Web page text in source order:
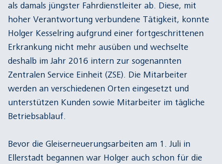
als damals jüngster Fahrdienstleiter ab. Diese, mit
hoher Verantwortung verbundene Tätigkeit, konnte
Holger Kesselring aufgrund einer fortgeschrittenen
Erkrankung nicht mehr ausüben und wechselte
deshalb im Jahr 2016 intern zur sogenannten
Zentralen Service Einheit (ZSE). Die Mitarbeiter
werden an verschiedenen Orten eingesetzt und
unterstützen Kunden sowie Mitarbeiter im tägliche
Betriebsablauf.
Bevor die Gleiserneuerungsarbeiten am 1. Juli in
Ellerstadt begannen war Holger auch schon für die